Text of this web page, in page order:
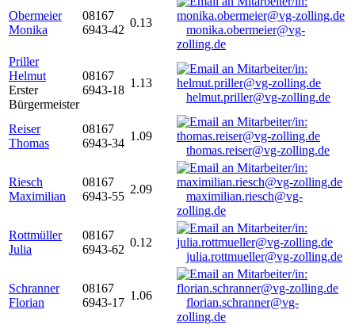
Obermeier
Monika
08167
6943-42
0.13
monika.obermeier@vg-
zolling.de
Priller
Helmut
Erster
Bürgermeister
08167
6943-18
1.13
helmut.priller@vg-zolling.de
Reiser
Thomas
08167
6943-34
1.09
thomas.reiser@vg-zolling.de
Riesch
Maximilian
08167
6943-55
2.09
maximilian.riesch@vg-
zolling.de
Rottmüller
Julia
08167
6943-62
0.12
julia.rottmueller@vg-zolling.de
Schranner
Florian
08167
6943-17
1.06
florian.schranner@vg-
zolling.de